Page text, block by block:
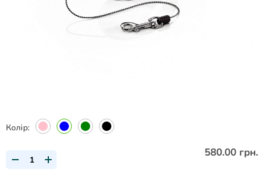
Колір:
580.00 грн.